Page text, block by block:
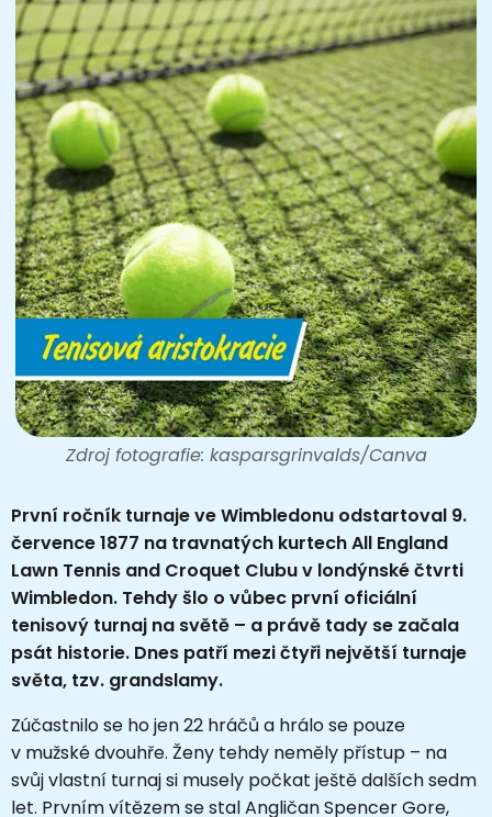
Zdroj fotografie: kasparsgrinvalds/Canva
První ročník turnaje ve Wimbledonu odstartoval 9.
července 1877 na travnatých kurtech All England
Lawn Tennis and Croquet Clubu v londýnské čtvrti
Wimbledon. Tehdy šlo o vůbec první oficiální
tenisový turnaj na světě – a právě tady se začala
psát historie. Dnes patří mezi čtyři největší turnaje
světa, tzv. grandslamy.
Zúčastnilo se ho jen 22 hráčů a hrálo se pouze
v mužské dvouhře. Ženy tehdy neměly přístup – na
svůj vlastní turnaj si musely počkat ještě dalších sedm
let. Prvním vítězem se stal Angličan Spencer Gore,